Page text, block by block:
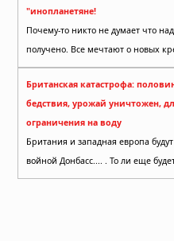
"инопланетяне!
Почему-то никто не думает что
Британская катастрофа:
бедствия, урожай уничтожен,
ограничения на воду
Британия и западная европа
войной Донбасс.... . То ли еще